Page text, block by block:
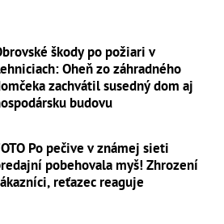
škody po požiari v
Oheň zo záhradného
zachvátil susedný dom aj
budovu
Po pečive v známej sieti
pobehovala myš! Zhrození
reťazec reaguje